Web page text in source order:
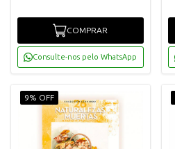
COMPRAR
Consulte-nos pelo WhatsApp
9% OFF